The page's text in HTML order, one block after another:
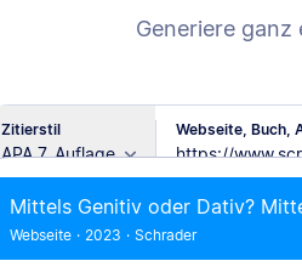
Generiere
Webseite, Buch,
Zitierstil
APA 7. Auflage
Mittels Genitiv oder Dativ?
Webseite · 2023 · Schrader